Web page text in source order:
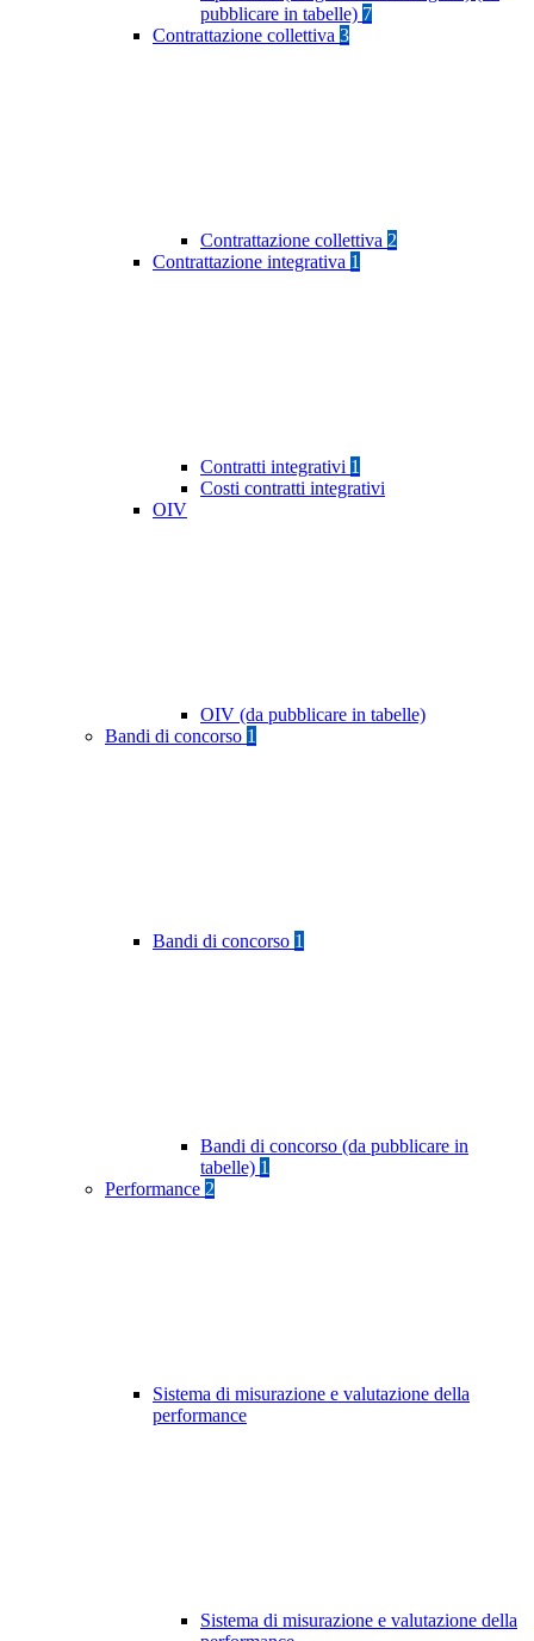
pubblicare in tabelle) 7
Contrattazione collettiva 3
Contrattazione collettiva 2
Contrattazione integrativa 1
Contratti integrativi 1
Costi contratti integrativi
OIV
OIV (da pubblicare in tabelle)
Bandi di concorso 1
Bandi di concorso 1
Bandi di concorso (da pubblicare in
tabelle) 1
Performance 2
Sistema di misurazione e valutazione della
performance
Sistema di misurazione e valutazione della